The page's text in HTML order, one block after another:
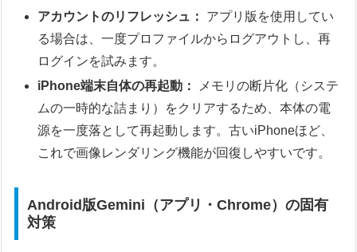
アカウントのリフレッシュ：
アプリ版を使用してい
る場合は、一度プロファイルからログアウトし、再
ログインを試みます。
iPhone端末自体の再起動：
メモリの断片化（システ
ムの一時的な詰まり）をクリアするため、本体の電
源を一度落として再起動します。古いiPhoneほど、
これで画像レンダリング機能が回復しやすいです。
Android版Gemini（アプリ・Chrome）の固有
対策